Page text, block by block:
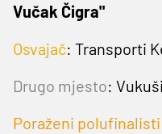
Vučak Čigra"
Osvajač: Transporti
Drugo mjesto:
Poraženi polufinalisti